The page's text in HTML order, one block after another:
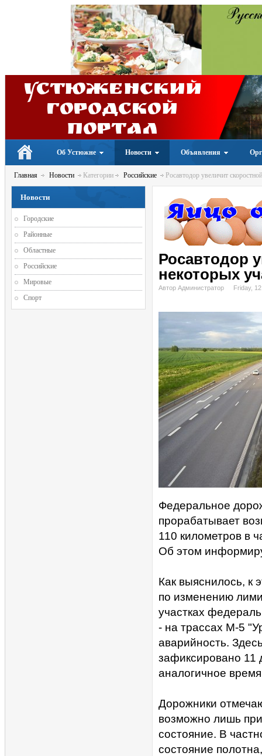
Устюженский
Городской
портал
Об Устюжне Новости Объявления
Главная Новости Категории Российские Росавтодор увеличит
Росавтодор
некоторых
Автор Администратор Friday,
Федеральное
прорабатывает
110 километров в
Об этом
Как выяснилось, к
по изменению
участках
- на трассах М-5
аварийность.
зафиксировано 11
аналогичное
Дорожники
возможно лишь
состояние. В
состояние
Новости
Городские
Районные
Областные
Российские
Мировые
Спорт